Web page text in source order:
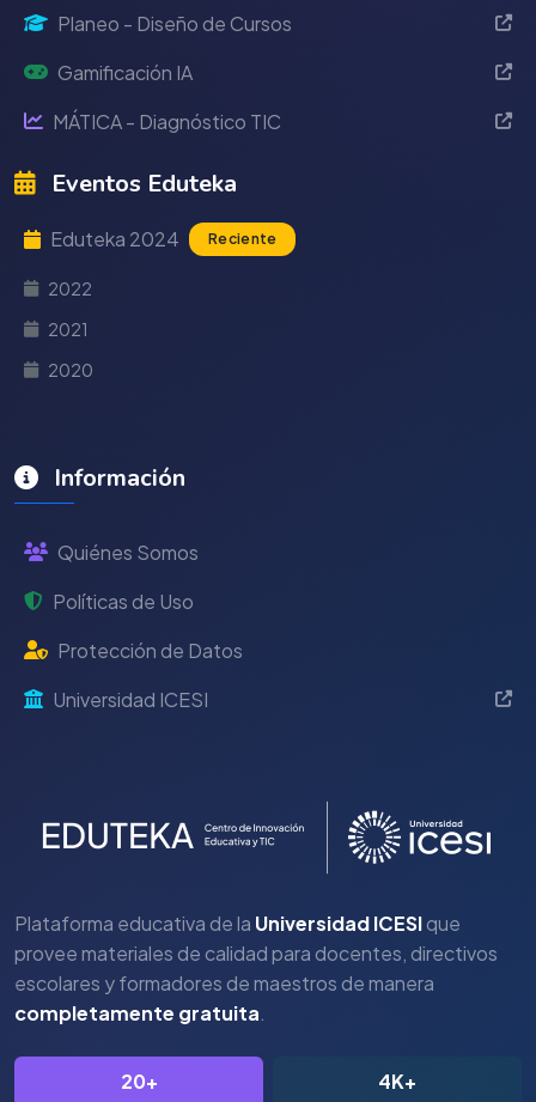
Planeo - Diseño de Cursos
Gamificación IA
MÁTICA - Diagnóstico TIC
Eventos Eduteka
Eduteka 2024 Reciente
2022
2021
2020
Información
Quiénes Somos
Políticas de Uso
Protección de Datos
Universidad ICESI
Plataforma educativa de la Universidad ICESIque
provee materiales de calidad para docentes, directivos
escolares y formadores de maestros de manera
completamente gratuita.
20+ 4K+